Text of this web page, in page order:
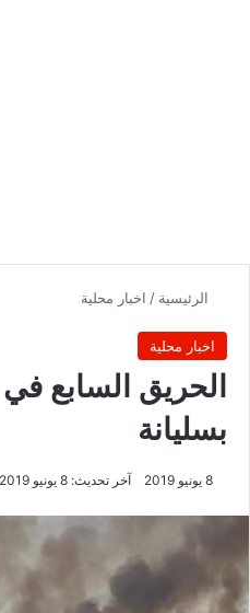
الرئيسية / اخبار محلية
اخبار محلية
الحريق السابع
بسليانة
8 يونيو 2019 آخر تحديث: 8 يونيو 2019